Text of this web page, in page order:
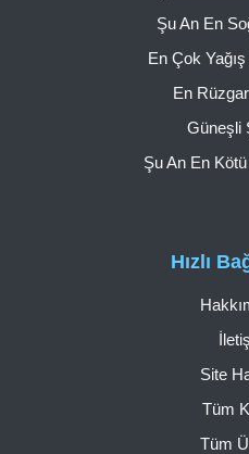
Hızlı
Site
Tüm
Tüm
Şu An En
En Çok
En
Güneşli
Şu An En